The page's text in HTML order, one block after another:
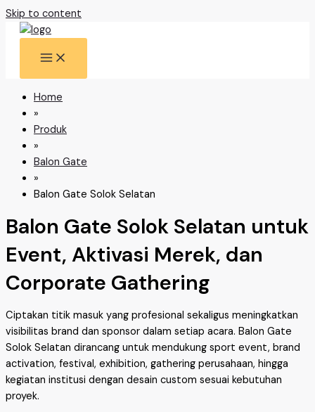
Skip to content
Home
»
Produk
»
Balon Gate
»
Balon Gate Solok Selatan
Balon Gate Solok Selatan untuk
Event, Aktivasi Merek, dan
Corporate Gathering
Ciptakan titik masuk yang profesional sekaligus meningkatkan
visibilitas brand dan sponsor dalam setiap acara. Balon Gate
Solok Selatan dirancang untuk mendukung sport event, brand
activation, festival, exhibition, gathering perusahaan, hingga
kegiatan institusi dengan desain custom sesuai kebutuhan
proyek.